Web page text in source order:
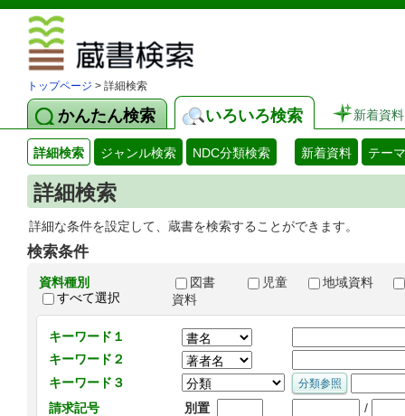
トップページ > 詳細検索
かんたん検索 いろいろ検索 新着資料
詳細検索 ジャンル検索 NDC分類検索 新着資料 テー
詳細検索
詳細な条件を設定して、蔵書を検索することができます。
検索条件
資料種別
すべて選択
図書 児童
地域資料
資料
キーワード１
キーワード２
キーワード３
請求記号
別置 /